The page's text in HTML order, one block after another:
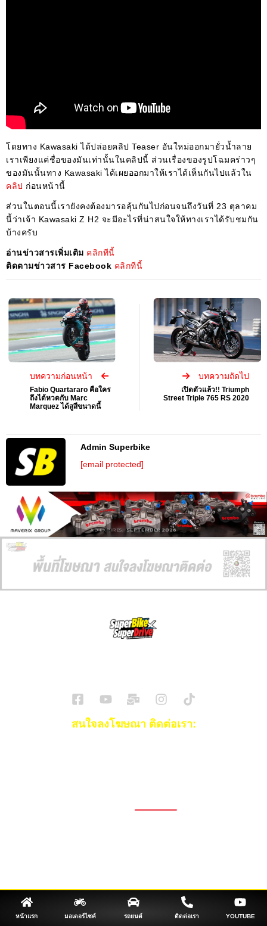
โดยทาง Kawasaki ได้ปล่อยคลิป Teaser อันใหม่ออกมายั่วน้ำลาย
เราเพียงแค่ชื่อของมันเท่านั้นในคลิปนี้ ส่วนเรื่องของรูปโฉมคร่าวๆ
ของมันนั้นทาง Kawasaki ได้เผยออกมาให้เราได้เห็นกันไปแล้วใน
คลิป ก่อนหน้านี้
ส่วนในตอนนี้เรายังคงต้องมารอลุ้นกันไปก่อนจนถึงวันที่ 23 ตุลาคม
นี้ว่าเจ้า Kawasaki Z H2 จะมีอะไรที่น่าสนใจให้ทางเราได้รับชมกัน
บ้างครับ
อ่านข่าวสารเพิ่มเติม คลิกทีนี้
ติดตามข่าวสาร Facebook คลิกทีนี้
บทความก่อนหน้า
Fabio Quartararo คือใคร
ถึงได้หวดกับ Marc
Marquez ได้สูสีขนาดนี้
บทความถัดไป
เปิดตัวแล้ว!! Triumph
Street Triple 765 RS 2020
Admin Superbike
[email protected]
AD EXPIRES: SEPTEMBER 2026
หน้าแรก มอเตอร์ไซค์ รถยนต์ ติดต่อเรา YOUTUBE
สนใจลงโฆษณา ติดต่อเรา:
© 2026 Copyright – Superbike x SuperDrive ข่าวรถยนต์ รีวิวรถยนต์ใหม่ ข่าว
รถยนต์ไฟฟ้า
ข่าวรถจักรยานยนต์ รีวิวมอไซค์ ข่าวมอเตอร์ไซค์ รถไฟฟ้า